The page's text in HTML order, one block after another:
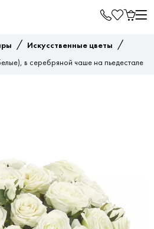
/ Искусственные цветы /
в серебряной чаше на пьедестале